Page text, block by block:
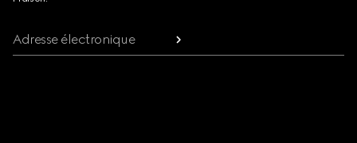
Adresse électronique